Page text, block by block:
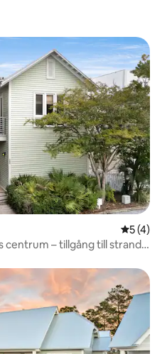
5 av 5 i
5 (4)
centrum – tillgång till strand